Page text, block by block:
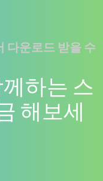
다운로드 받을 수
하는 스
해보세